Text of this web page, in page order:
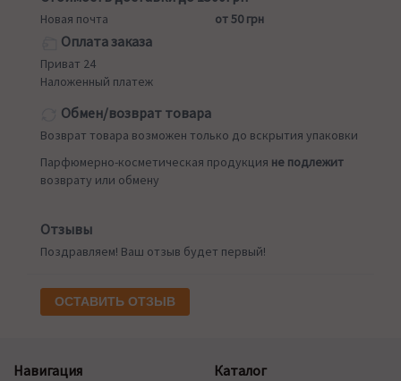
Новая почта от 50 грн
Оплата заказа
Приват 24
Наложенный платеж
Обмен/возврат товара
Возврат товара возможен только до вскрытия упаковки
Парфюмерно-косметическая продукция не подлежит
возврату или обмену
Отзывы
Поздравляем! Ваш отзыв будет первый!
ОСТАВИТЬ ОТЗЫВ
Навигация Каталог